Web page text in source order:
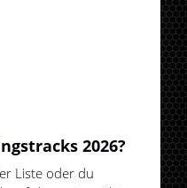
2026?
Liste oder du